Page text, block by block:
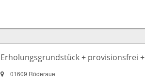
Erholungsgrundstück + provisionsfrei +
01609 Röderaue